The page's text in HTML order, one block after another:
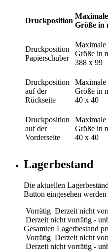
Druckposition
Maximale
Größe in
Druckposition
Papierschuber
Maximale
Größe in
388 x 99
Druckposition
auf der
Rückseite
Maximale
Größe in
40 x 40
Druckposition
auf der
Vorderseite
Maximale
Größe in
40 x 40
Lagerbestand
Die aktuellen
Button eingesehen werden
Vorrätig Derzeit nicht
Derzeit nicht vorrätig -
Gesamten Lagerbestand
Vorrätig Derzeit nicht
Derzeit nicht vorrätig -